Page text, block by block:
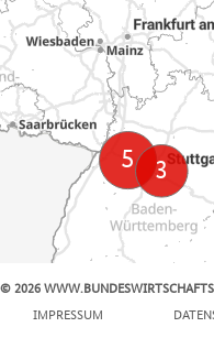
© 2026
IMPRESSUM